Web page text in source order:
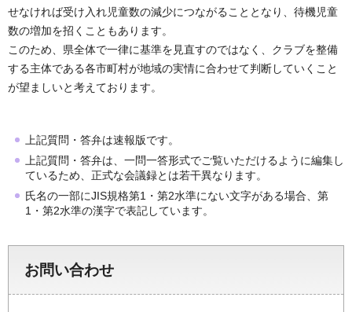
せなければ受け入れ児童数の減少につながることとなり、待機児童
数の増加を招くこともあります。
このため、県全体で一律に基準を見直すのではなく、クラブを整備
する主体である各市町村が地域の実情に合わせて判断していくこと
が望ましいと考えております。
上記質問・答弁は速報版です。
上記質問・答弁は、一問一答形式でご覧いただけるように編集し
ているため、正式な会議録とは若干異なります。
氏名の一部にJIS規格第1・第2水準にない文字がある場合、第
1・第2水準の漢字で表記しています。
お問い合わせ